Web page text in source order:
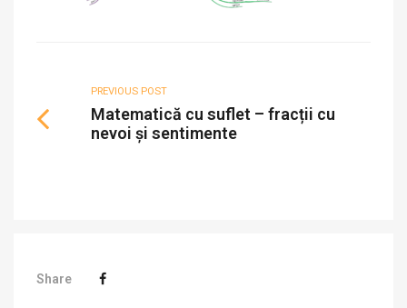
PREVIOUS POST
Matematică cu suflet – fracții cu
nevoi și sentimente
Share